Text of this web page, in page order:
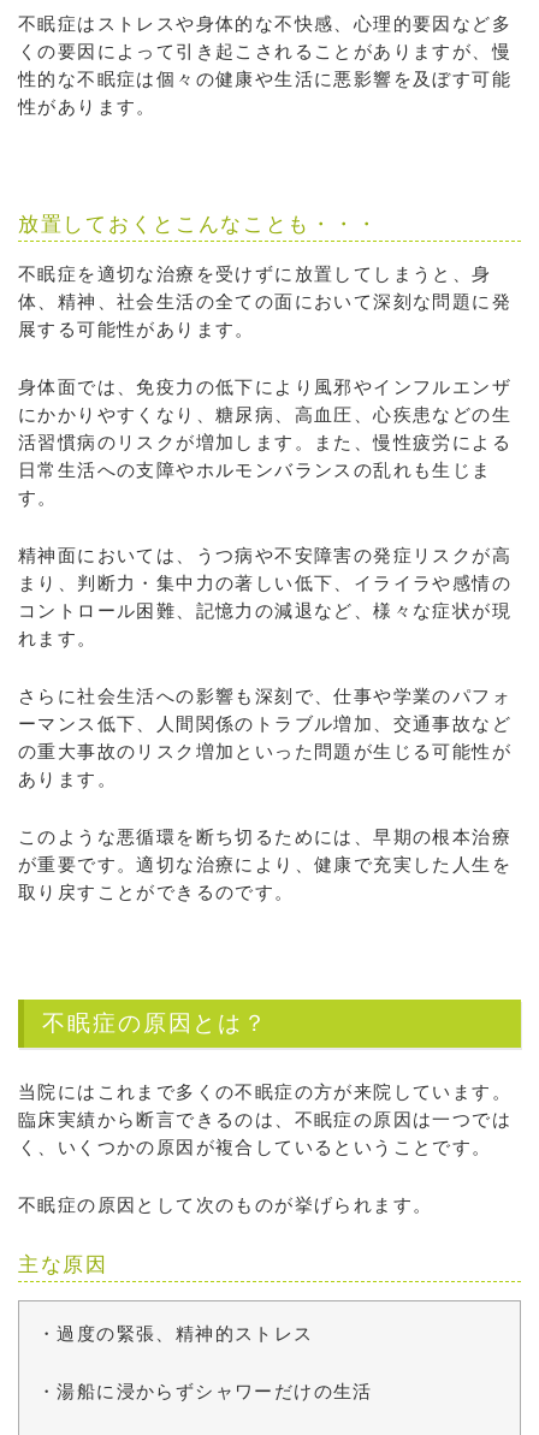
不眠症はストレスや身体的な不快感、心理的要因など多
くの要因によって引き起こされることがありますが、慢
性的な不眠症は個々の健康や生活に悪影響を及ぼす可能
性があります。
放置しておくとこんなことも・・・
不眠症を適切な治療を受けずに放置してしまうと、身
体、精神、社会生活の全ての面において深刻な問題に発
展する可能性があります。
身体面では、免疫力の低下により風邪やインフルエンザ
にかかりやすくなり、糖尿病、高血圧、心疾患などの生
活習慣病のリスクが増加します。また、慢性疲労による
日常生活への支障やホルモンバランスの乱れも生じま
す。
精神面においては、うつ病や不安障害の発症リスクが高
まり、判断力・集中力の著しい低下、イライラや感情の
コントロール困難、記憶力の減退など、様々な症状が現
れます。
さらに社会生活への影響も深刻で、仕事や学業のパフォ
ーマンス低下、人間関係のトラブル増加、交通事故など
の重大事故のリスク増加といった問題が生じる可能性が
あります。
このような悪循環を断ち切るためには、早期の根本治療
が重要です。適切な治療により、健康で充実した人生を
取り戻すことができるのです。
不眠症の原因とは？
当院にはこれまで多くの不眠症の方が来院しています。
臨床実績から断言できるのは、不眠症の原因は一つでは
く、いくつかの原因が複合しているということです。
不眠症の原因として次のものが挙げられます。
主な原因
・過度の緊張、精神的ストレス
・湯船に浸からずシャワーだけの生活